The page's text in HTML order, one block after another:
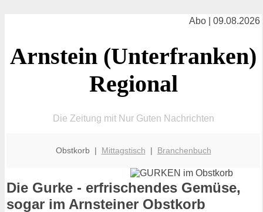
Abo | 09.08.2026
Arnstein (Unterfranken)
Regional
Die Zeitung mit Nur Guten Nachrichten
Obstkorb | Mittagstisch | Branchenbuch
Die Gurke - erfrischendes Gemüse,
sogar im Arnsteiner Obstkorb